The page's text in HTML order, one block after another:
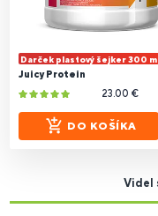
Darček plastový šejker 300
Juicy Protein
23.00 €
DO KOŠÍKA
Videl